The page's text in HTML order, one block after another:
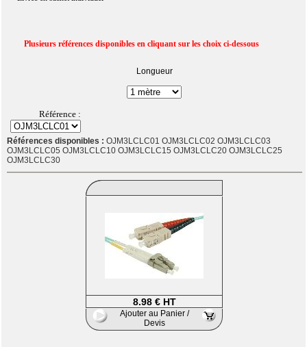
Plusieurs références disponibles en cliquant sur les choix ci-dessous
Longueur
Référence :
Références disponibles : OJM3LCLC01 OJM3LCLC02 OJM3LCLC03
OJM3LCLC05 OJM3LCLC10 OJM3LCLC15 OJM3LCLC20 OJM3LCLC25
OJM3LCLC30
8.98 € HT
Ajouter au Panier /
Devis